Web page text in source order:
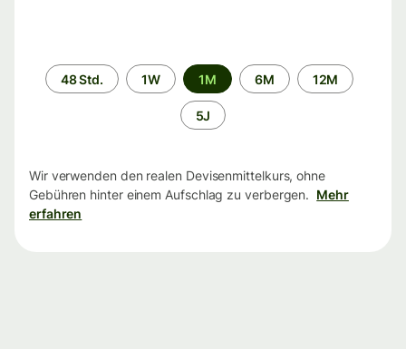
Zeitraum
48 Std. 1W 1M 6M 12M
5J
Wir verwenden den realen Devisenmittelkurs, ohne
Gebühren hinter einem Aufschlag zu verbergen. Mehr
erfahren